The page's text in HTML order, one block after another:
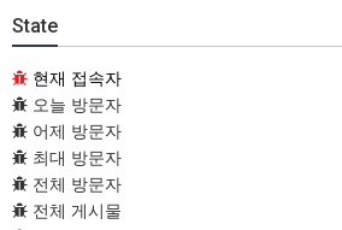
State
현재 접속자
오늘 방문자
어제 방문자
최대 방문자
전체 방문자
전체 게시물